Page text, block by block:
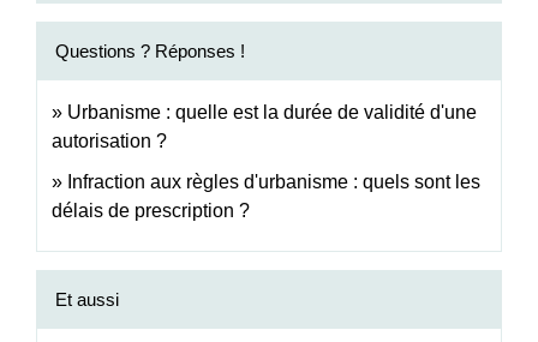
Questions ? Réponses !
Urbanisme : quelle est la durée de validité d'une
autorisation ?
Infraction aux règles d'urbanisme : quels sont les
délais de prescription ?
Et aussi